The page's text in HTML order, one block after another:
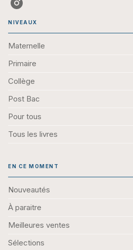
NIVEAUX
Maternelle
Primaire
Collège
Post Bac
Pour tous
Tous les livres
EN CE MOMENT
Nouveautés
À paraitre
Meilleures ventes
Sélections